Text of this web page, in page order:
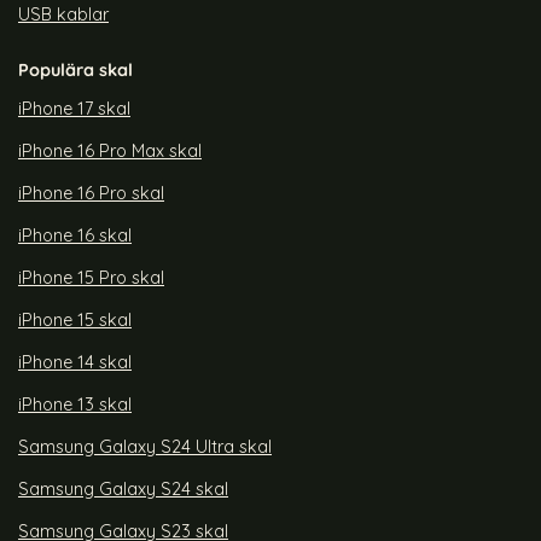
USB kablar
Populära skal
iPhone 17 skal
iPhone 16 Pro Max skal
iPhone 16 Pro skal
iPhone 16 skal
iPhone 15 Pro skal
iPhone 15 skal
iPhone 14 skal
iPhone 13 skal
Samsung Galaxy S24 Ultra skal
Samsung Galaxy S24 skal
Samsung Galaxy S23 skal